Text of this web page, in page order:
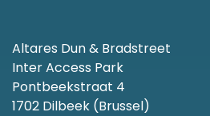
Altares Dun & Bradstreet
Inter Access Park
Pontbeekstraat 4
1702 Dilbeek (Brussel)